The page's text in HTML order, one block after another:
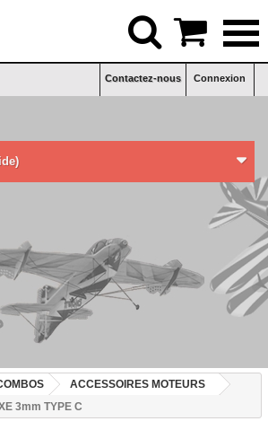
Connexion
Contactez-nous
ACCESSOIRES MOTEURS
3mm TYPE C
 
